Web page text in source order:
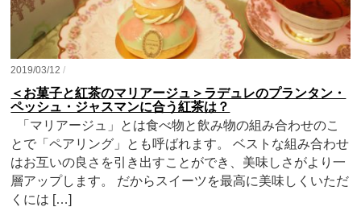
2019/03/12/
＜お菓子と紅茶のマリアージュ＞ラデュレのプランタン・
ペッシュ・ジャスマンに合う紅茶は？
「マリアージュ」とは食べ物と飲み物の組み合わせのこ
とで「ペアリング」とも呼ばれます。 ベストな組み合わせ
はお互いの良さを引き出すことができ、美味しさがより一
層アップします。 だからスイーツを最高に美味しくいただ
くには […]